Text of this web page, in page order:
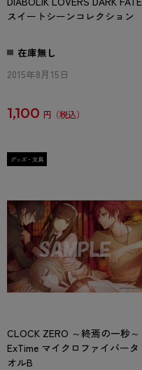
スイートシーンコレクション
在庫無し
2015年8月15日
1,100 円
CLOCK ZERO ～終焉の一秒～
ExTime マイクロファイバータ
オルB